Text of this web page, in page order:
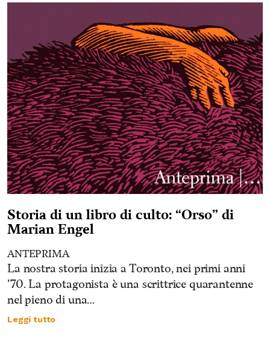
Storia di un libro di culto: “Orso” di
Marian Engel
ANTEPRIMA
La nostra storia inizia a Toronto, nei primi anni
’70. La protagonista è una scrittrice quarantenne
nel pieno di una…
Leggi tutto